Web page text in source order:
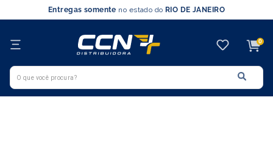
Entregas somente no estado do RIO DE JANEIRO
0